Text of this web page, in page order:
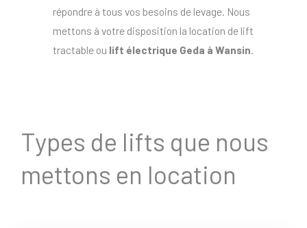
répondre à tous vos besoins de levage. Nous
mettons à votre disposition la location de lift
tractable ou lift électrique Geda à Wansin.
Types de lifts que nous
mettons en location